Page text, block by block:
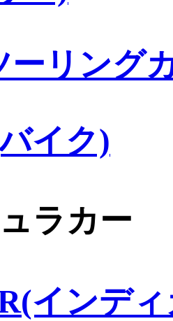
ーリング
イク)
ラカー
インデ